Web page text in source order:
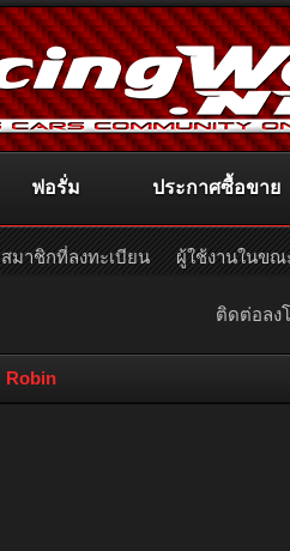
ติดต่อลง
Robin
ฟอรั่ม ประกาศซื้อขาย
สมาชิกที่ลงทะเบียน ผู้ใช้งานในขณ